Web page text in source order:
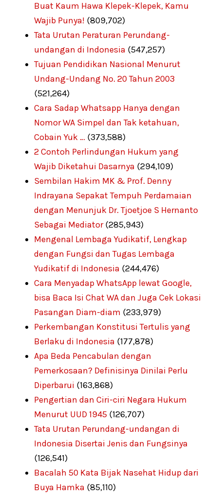
Buat Kaum Hawa Klepek-Klepek, Kamu
Wajib Punya! (809,702)
Tata Urutan Peraturan Perundang-
undangan di Indonesia (547,257)
Tujuan Pendidikan Nasional Menurut
Undang-Undang No. 20 Tahun 2003
(521,264)
Cara Sadap Whatsapp Hanya dengan
Nomor WA Simpel dan Tak ketahuan,
Cobain Yuk … (373,588)
2 Contoh Perlindungan Hukum yang
Wajib Diketahui Dasarnya (294,109)
Sembilan Hakim MK & Prof. Denny
Indrayana Sepakat Tempuh Perdamaian
dengan Menunjuk Dr. Tjoetjoe S Hernanto
Sebagai Mediator (285,943)
Mengenal Lembaga Yudikatif, Lengkap
dengan Fungsi dan Tugas Lembaga
Yudikatif di Indonesia (244,476)
Cara Menyadap WhatsApp lewat Google,
bisa Baca Isi Chat WA dan Juga Cek Lokasi
Pasangan Diam-diam (233,979)
Perkembangan Konstitusi Tertulis yang
Berlaku di Indonesia (177,878)
Apa Beda Pencabulan dengan
Pemerkosaan? Definisinya Dinilai Perlu
Diperbarui (163,868)
Pengertian dan Ciri-ciri Negara Hukum
Menurut UUD 1945 (126,707)
Tata Urutan Perundang-undangan di
Indonesia Disertai Jenis dan Fungsinya
(126,541)
Bacalah 50 Kata Bijak Nasehat Hidup dari
Buya Hamka (85,110)